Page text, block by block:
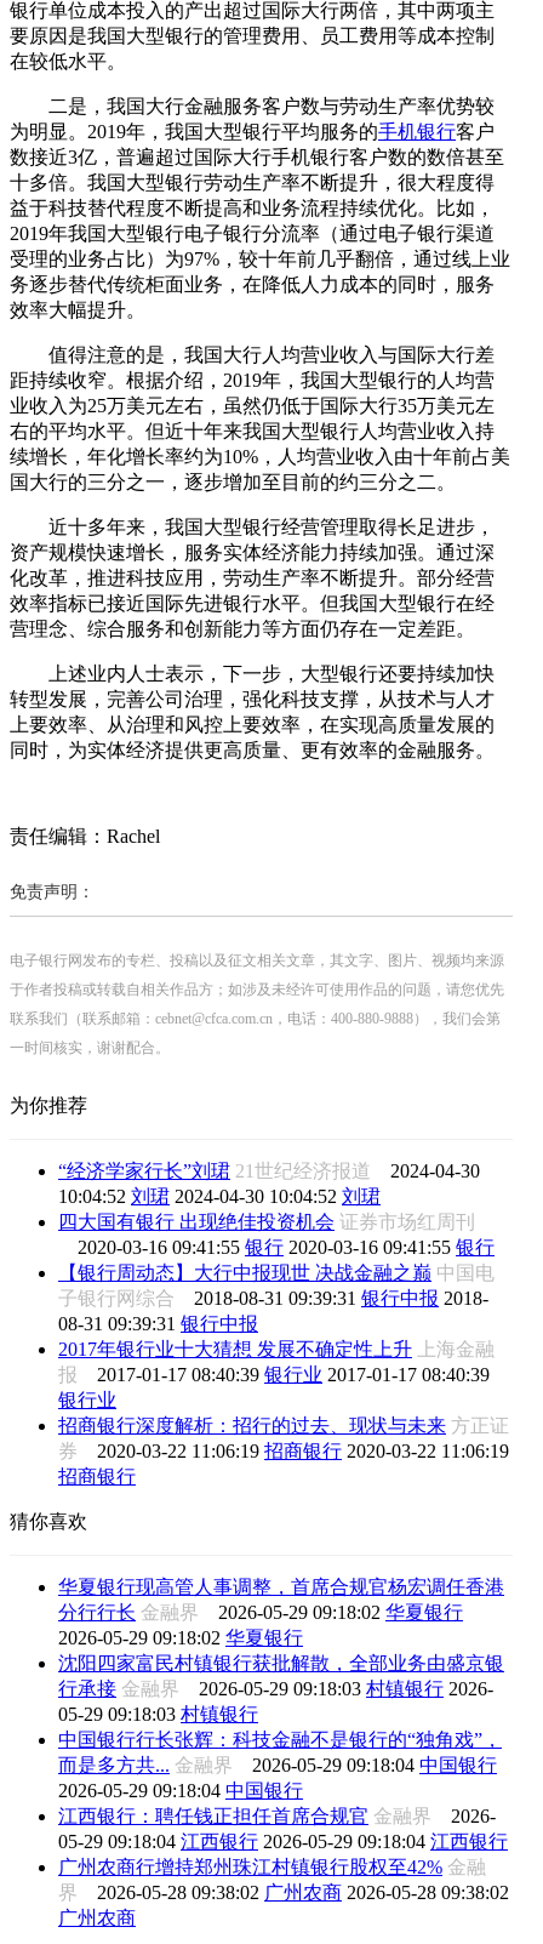
银行单位成本投入的产出超过国际大行两倍，其中两项主
要原因是我国大型银行的管理费用、员工费用等成本控制
在较低水平。
二是，我国大行金融服务客户数与劳动生产率优势较
为明显。2019年，我国大型银行平均服务的手机银行客户
数接近3亿，普遍超过国际大行手机银行客户数的数倍甚至
十多倍。我国大型银行劳动生产率不断提升，很大程度得
益于科技替代程度不断提高和业务流程持续优化。比如，
2019年我国大型银行电子银行分流率（通过电子银行渠道
受理的业务占比）为97%，较十年前几乎翻倍，通过线上业
务逐步替代传统柜面业务，在降低人力成本的同时，服务
效率大幅提升。
值得注意的是，我国大行人均营业收入与国际大行差
距持续收窄。根据介绍，2019年，我国大型银行的人均营
业收入为25万美元左右，虽然仍低于国际大行35万美元左
右的平均水平。但近十年来我国大型银行人均营业收入持
续增长，年化增长率约为10%，人均营业收入由十年前占美
国大行的三分之一，逐步增加至目前的约三分之二。
近十多年来，我国大型银行经营管理取得长足进步，
资产规模快速增长，服务实体经济能力持续加强。通过深
化改革，推进科技应用，劳动生产率不断提升。部分经营
效率指标已接近国际先进银行水平。但我国大型银行在经
营理念、综合服务和创新能力等方面仍存在一定差距。
上述业内人士表示，下一步，大型银行还要持续加快
转型发展，完善公司治理，强化科技支撑，从技术与人才
上要效率、从治理和风控上要效率，在实现高质量发展的
同时，为实体经济提供更高质量、更有效率的金融服务。
责任编辑：Rachel
免责声明：
电子银行网发布的专栏、投稿以及征文相关文章，其文字、图片、视频均来源
于作者投稿或转载自相关作品方；如涉及未经许可使用作品的问题，请您优先
联系我们（联系邮箱：cebnet@cfca.com.cn，电话：400-880-9888），我们会第
一时间核实，谢谢配合。
为你推荐
“经济学家行长”刘珺 21世纪经济报道 2024-04-30
10:04:52 刘珺 2024-04-30 10:04:52 刘珺
四大国有银行 出现绝佳投资机会 证券市场红周刊
2020-03-16 09:41:55 银行 2020-03-16 09:41:55 银行
【银行周动态】大行中报现世 决战金融之巅 中国电
子银行网综合 2018-08-31 09:39:31 银行中报 2018-
08-31 09:39:31 银行中报
2017年银行业十大猜想 发展不确定性上升
上海金融
报 2017-01-17 08:40:39 银行业 2017-01-17 08:40:39
银行业
招商银行深度解析：招行的过去、现状与未来 方正证
券 2020-03-22 11:06:19 招商银行 2020-03-22 11:06:19
招商银行
猜你喜欢
华夏银行现高管人事调整，首席合规官杨宏调任香港
分行行长 金融界 2026-05-29 09:18:02 华夏银行
2026-05-29 09:18:02 华夏银行
沈阳四家富民村镇银行获批解散，全部业务由盛京银
行承接 金融界 2026-05-29 09:18:03 村镇银行 2026-
05-29 09:18:03 村镇银行
中国银行行长张辉：科技金融不是银行的“独角戏”，
而是多方共... 金融界 2026-05-29 09:18:04 中国银行
2026-05-29 09:18:04 中国银行
江西银行：聘任钱正担任首席合规官 金融界 2026-
05-29 09:18:04 江西银行 2026-05-29 09:18:04 江西银行
广州农商行增持郑州珠江村镇银行股权至42% 金融
界 2026-05-28 09:38:02 广州农商 2026-05-28 09:38:02
广州农商